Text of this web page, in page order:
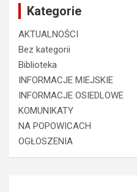
Kategorie
AKTUALNOŚCI
Bez kategorii
Biblioteka
INFORMACJE MIEJSKIE
INFORMACJE OSIEDLOWE
KOMUNIKATY
NA POPOWICACH
OGŁOSZENIA